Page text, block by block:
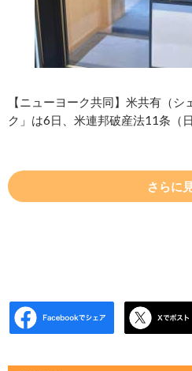
【ニューヨーク共同】米共有（
ク」は6日、米連邦破産法11条（
さらに